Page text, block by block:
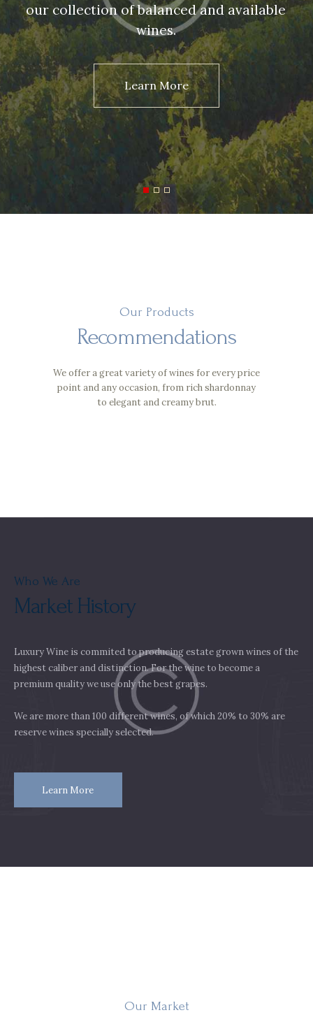
our collection of balanced and available
wines.
Learn More
Our Products
Recommendations
We offer a great variety of wines for every price
point and any occasion, from richshardonnay
to elegant and creamy brut.
Who We Are
Market History
Luxury Wine is commited to producing estate grown wines of the
highest caliber and distinction. For the wine to become a
premium quality we use only the best grapes.
We are more than 100 different wines, of which 20% to 30% are
reserve wines specially selected.
Learn More
Our Market